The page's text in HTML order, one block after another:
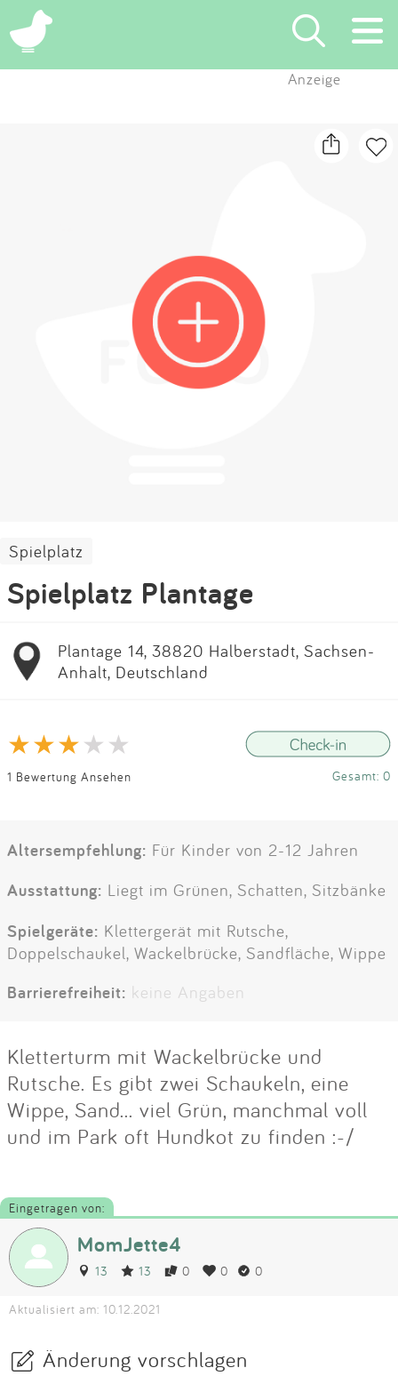
×
Blog
Partner
Kontakt
Impressum
Anzeige
Spielplatz
Spielplatz Plantage
Plantage 14, 38820 Halberstadt, Sachsen-
Anhalt, Deutschland
1 Bewertung Ansehen Gesamt: 0
Altersempfehlung: Für Kinder von 2-12 Jahren
Ausstattung: Liegt im Grünen, Schatten, Sitzbänke
Spielgeräte: Klettergerät mit Rutsche,
Doppelschaukel, Wackelbrücke, Sandfläche, Wippe
Barrierefreiheit: keine Angaben
Kletterturm mit Wackelbrücke und
Rutsche. Es gibt zwei Schaukeln, eine
Wippe, Sand... viel Grün, manchmal voll
und im Park oft Hundkot zu finden :-/
Eingetragen von:
MomJette4
13 13 0 0 0
Aktualisiert am: 10.12.2021
Änderung vorschlagen